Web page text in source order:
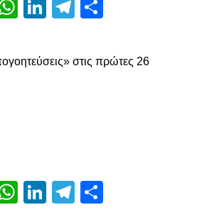
WhatsApp
LinkedInTelegram
στις πρώτες 26
WhatsApp
LinkedIn
Telegram